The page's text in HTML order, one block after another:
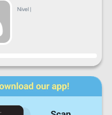
Nivel |
Progres